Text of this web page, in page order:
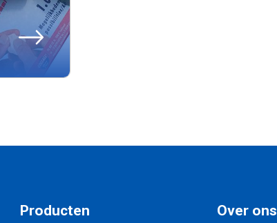
Producten Over ons